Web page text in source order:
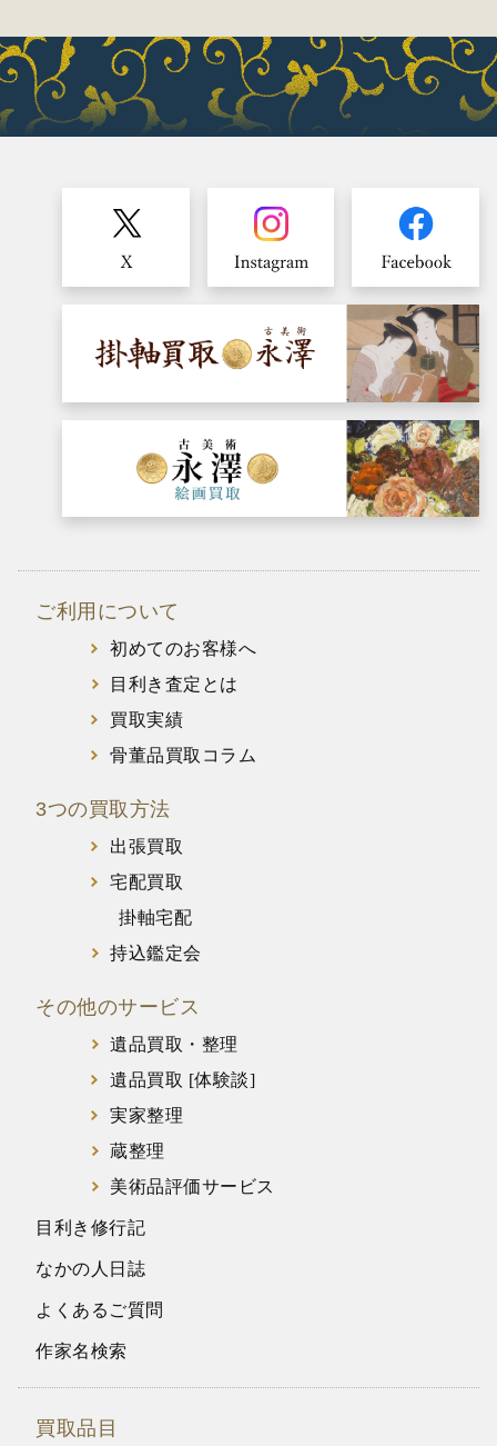
ご利用について
初めてのお客様へ
目利き査定とは
買取実績
骨董品買取コラム
3つの買取方法
出張買取
宅配買取
掛軸宅配
持込鑑定会
その他のサービス
遺品買取・整理
遺品買取 [体験談]
実家整理
蔵整理
美術品評価サービス
目利き修行記
なかの人日誌
よくあるご質問
作家名検索
買取品目